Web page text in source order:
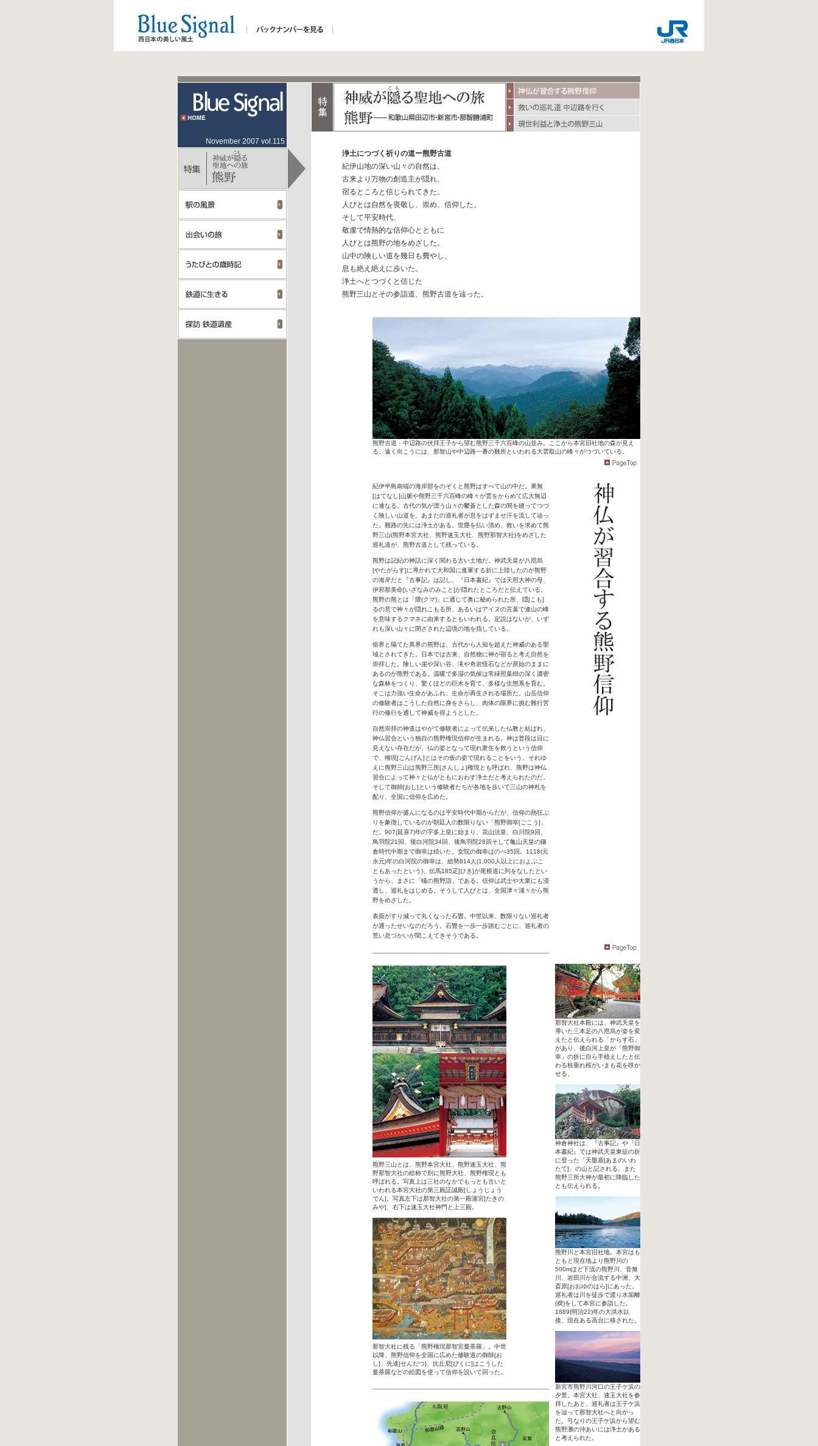
November 2007 vol.115
浄土につづく祈りの道ー熊野古道
紀伊山地の深い山々の自然は、
古来より万物の創造主が隠れ、
宿るところと信じられてきた。
人びとは自然を畏敬し、崇め、信仰した。
そして平安時代、
敬虔で情熱的な信仰心とともに
人びとは熊野の地をめざした。
山中の険しい道を幾日も費やし、
息も絶え絶えに歩いた。
浄土へとつづくと信じた
熊野三山とその参詣道、熊野古道を辿った。
熊野古道・中辺路の伏拝王子から望む熊野三千六百峰の山並み。ここから本宮旧社地の森が見え
る。遠く向こうには、那智山や中辺路一番の難所といわれる大雲取山の峰々がつづいている。
紀伊半島南端の海岸部をのぞくと熊野はすべて山の中だ。果無
[はてなし]山脈や熊野三千六百峰の峰々が雲をからめて広大無辺
に連なる。古代の気が漂う山々の鬱蒼とした森の間を縫ってつづ
く険しい山道を、あまたの巡礼者が息をはずませ汗を流して辿っ
た。難路の先には浄土がある。世塵を払い清め、救いを求めて熊
野三山(熊野本宮大社、熊野速玉大社、熊野那智大社)をめざした
巡礼道が、熊野古道として残っている。
熊野は記紀の神話に深く関わる古い土地だ。神武天皇が八咫烏
[やたがらす]に導かれて大和国に進軍する折に上陸したのが熊野
の海岸だと『古事記』は記し、『日本書紀』では天照大神の母、
伊邪那美命[いざなみのみこと]が隠れたところだと伝えている。
熊野の熊とは「隈(クマ)」に通じて奥に秘められた所、隠[こも]
るの意で神々が隠れこもる所、あるいはアイヌの言葉で連山の峰
を意味するクマネに由来するともいわれる。定説はないが、いず
れも深い山々に閉ざされた辺境の地を指している。
俗界と隔てた異界の熊野は、古代から人知を超えた神威のある聖
域とされてきた。日本では古来、自然物に神が宿ると考え自然を
崇拝した。険しい崖や深い谷、滝や奇岩怪石などが原始のままに
あるのが熊野である。温暖で多湿の気候は常緑照葉樹の深く濃密
な森林をつくり、驚くほどの巨木を育て、多様な生態系を育む。
そこは力強い生命があふれ、生命が再生される場所だ。山岳信仰
の修験者はこうした自然に身をさらし、肉体の限界に挑む難行苦
行の修行を通して神威を得ようとした。
自然崇拝の神道はやがて修験者によって伝来した仏教と結ばれ、
神仏習合という独自の熊野権現信仰が生まれる。神は普段は目に
見えない存在だが、仏の姿となって現れ衆生を救うという信仰
で、権現[ごんげん]とはその仮の姿で現れることをいう。それゆ
えに熊野三山は熊野三所[さんしょ]権現とも呼ばれ、熊野は神仏
習合によって神々と仏がともにおわす浄土だと考えられたのだ。
そして御師[おし]という修験者たちが各地を歩いて三山の神札を
配り、全国に信仰を広めた。
熊野信仰が盛んになるのは平安時代中期からだが、信仰の熱狂ぶ
りを象徴しているのが朝廷人の数限りない「熊野御幸[ごこう]」
だ。907(延喜7)年の宇多上皇に始まり、花山法皇、白川院9回、
鳥羽院21回、後白河院34回、後鳥羽院28回そして亀山天皇の鎌
倉時代中期まで御幸は続いた。女院の御幸はのべ35回。1118(元
永元)年の白河院の御幸は、総勢814人(1,000人以上におよぶこ
ともあったという)、伝馬185疋[ひき]が尾根道に列をなしたとい
うから、まさに「蟻の熊野詣」である。信仰は武士や大衆にも浸
透し、巡礼をはじめる。そうして人びとは、全国津々浦々から熊
野をめざした。
表面がすり減って丸くなった石畳。中世以来、数限りない巡礼者
が通ったせいなのだろう。石畳を一歩一歩踏むごとに、巡礼者の
荒い息づかいが聞こえてきそうである。
熊野三山とは、熊野本宮大社、熊野速玉大社、熊
野那智大社の総称で別に熊野大社、熊野権現とも
呼ばれる。写真上は三社のなかでもっとも古いと
いわれる本宮大社の第三殿証誠殿[しょうじょう
でん]。写真左下は那智大社の第一殿瀧宮[たきの
みや]、右下は速玉大社神門と上三殿。
那智大社に残る「熊野権現那智宮曼荼羅」。中世
以降、熊野信仰を全国に広めた修験道の御師[お
し]、先達[せんだつ]、比丘尼[びくに]はこうした
曼荼羅などの絵図を使って信仰を説いて回った。
那智大社本殿には、神武天皇を
導いた三本足の八咫烏が姿を変
えたと伝えられる「からす石」
があり、後白河上皇が「熊野御
幸」の折に自ら手植えしたと伝
わる枝垂れ桜がいまも花を咲か
せる。
神倉神社は、『古事記』や『日
本書紀』では神武天皇東征の折
に登った「天盤盾[あまのいわ
たて]」の山と記される。また
熊野三所大神が最初に降臨した
とも伝えられる。
熊野川と本宮旧社地。本宮はも
ともと現在地より熊野川の
500mほど下流の熊野川、音無
川、岩田川が合流する中洲、大
斎原[おおゆのはら]にあった。
巡礼者は川を徒歩で渡り水垢離
(禊)をして本宮に参詣した。
1889(明治22)年の大洪水以
後、現在ある高台に移された。
新宮市熊野川河口の王子ケ浜の
夕景。本宮大社、速玉大社を参
拝したあと、巡礼者は王子ケ浜
を辿って那智大社へと向かっ
た。弓なりの王子ケ浜から望む
熊野灘の沖あいには浄土がある
と考えられた。